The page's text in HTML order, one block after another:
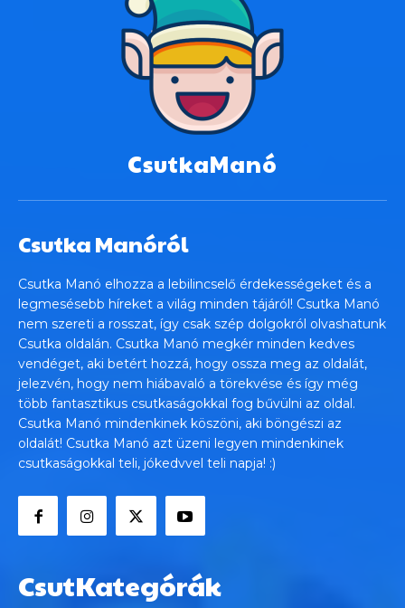
CsutkaManó
Csutka Manóról
Csutka Manó elhozza a lebilincselő érdekességeket és a
legmesésebb híreket a világ minden tájáról! Csutka Manó
nem szereti a rosszat, így csak szép dolgokról olvashatunk
Csutka oldalán. Csutka Manó megkér minden kedves
vendéget, aki betért hozzá, hogy ossza meg az oldalát,
jelezvén, hogy nem hiábavaló a törekvése és így még
több fantasztikus csutkaságokkal fog bűvülni az oldal.
Csutka Manó mindenkinek köszöni, aki böngészi az
oldalát! Csutka Manó azt üzeni legyen mindenkinek
csutkaságokkal teli, jókedvvel teli napja! :)
CsutKategórák